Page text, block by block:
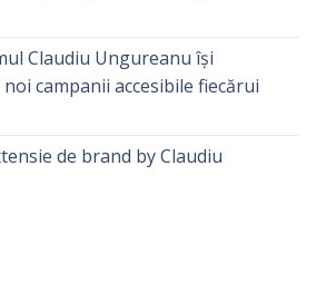
Claudiu Ungureanu își
campanii accesibile fiecărui
de brand by Claudiu